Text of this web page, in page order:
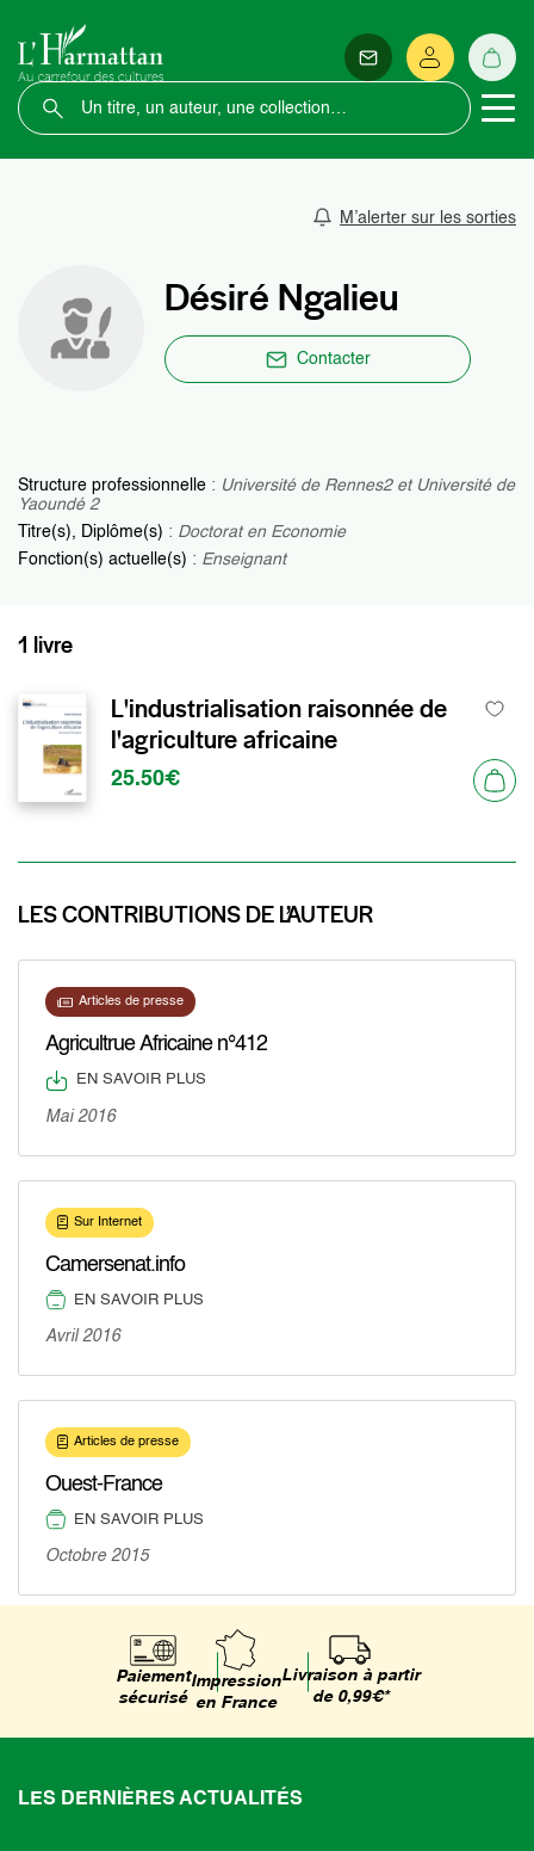
M’alerter sur les sorties
Désiré Ngalieu
Contacter
Structure professionnelle : Université de Rennes2 et Université de
Yaoundé 2
Titre(s), Diplôme(s) : Doctorat en Economie
Fonction(s) actuelle(s) : Enseignant
1 livre
L'industrialisation raisonnée de
l'agriculture africaine
25.50€
LES CONTRIBUTIONS DE L’AUTEUR
Articles de presse
Agricultrue Africaine n°412
EN SAVOIR PLUS
Mai 2016
Sur Internet
Camersenat.info
EN SAVOIR PLUS
Avril 2016
Articles de presse
Ouest-France
EN SAVOIR PLUS
Octobre 2015
Paiement
sécurisé
Impression
en France
Livraison à partir
de 0,99€*
LES DERNIÈRES ACTUALITÉS